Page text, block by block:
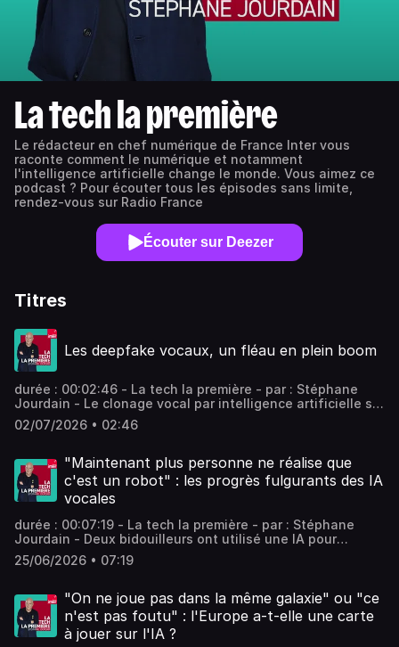
La tech la première
Le rédacteur en chef numérique de France Inter vous
raconte comment le numérique et notamment
l'intelligence artificielle change le monde. Vous aimez ce
podcast ? Pour écouter tous les épisodes sans limite,
rendez-vous sur Radio France
Écouter sur Deezer
Titres
Les deepfake vocaux, un fléau en plein boom
durée : 00:02:46 - La tech la première - par : Stéphane
Jourdain - Le clonage vocal par intelligence artificielle se
perfectionne, rendant les imitations de plus en plus
difficiles à distinguer de la réalité. Une start-up lilloise,
Vous aimez ce podcast ? Pour écouter tous les épisodes
sans limite, rendez-vous sur Radio France
02/07/2026 • 02:46
"Maintenant plus personne ne réalise que
c'est un robot" : les progrès fulgurants des IA
vocales
durée : 00:07:19 - La tech la première - par : Stéphane
Jourdain - Deux bidouilleurs ont utilisé une IA pour
appeler des milliers de boulangeries en France. Cette
expérience visait à déterminer le prix moyen de la
conversationnelles de l'IA. Tout se passait bien jusqu'au
moment où l'IA a appellé Fabienne Sintes Vous aimez ce
podcast ? Pour écouter tous les épisodes sans limite,
rendez-vous sur Radio France
25/06/2026 • 07:19
"On ne joue pas dans la même galaxie" ou "ce
n'est pas foutu" : l'Europe a-t-elle une carte
à jouer sur l'IA ?